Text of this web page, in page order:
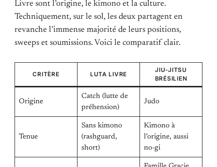
Livre sont l’origine, le kimono et la culture.
Techniquement, sur le sol, les deux partagent en
revanche l’immense majorité de leurs positions,
sweeps et soumissions. Voici le comparatif clair.
CRITÈRE LUTA LIVRE
JIU-JITSU
BRÉSILIEN
Origine
Catch (lutte de
préhension)
Judo
Tenue
Sans kimono
(rashguard,
short)
Kimono à
l’origine, aussi
no-gi